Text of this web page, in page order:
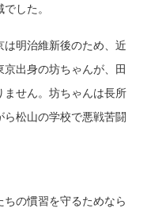
した。
明治維新後のため、近
出身の坊ちゃんが、田
せん。坊ちゃんは長所
松山の学校で悪戦苦闘
の慣習を守るためなら